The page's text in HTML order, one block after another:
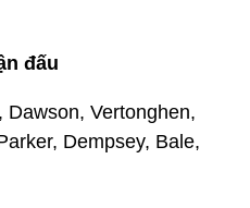
đấu
Dawson, Vertonghen,
Dempsey, Bale,